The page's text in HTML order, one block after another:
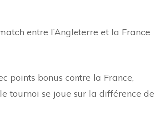
entre l’Angleterre et la France
points bonus contre la France,
tournoi se joue sur la différence de